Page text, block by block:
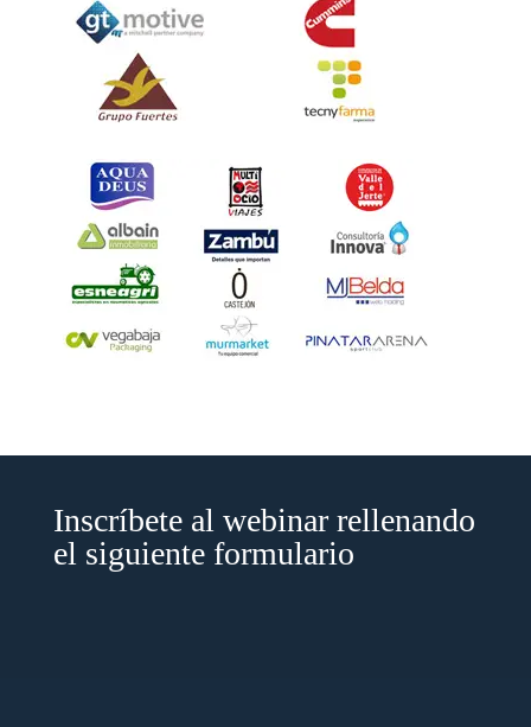
Inscríbete al webinar rellenando
el siguiente formulario